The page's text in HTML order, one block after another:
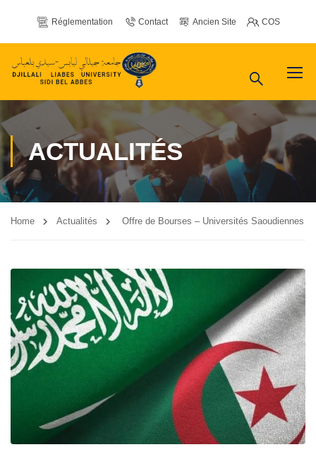
Réglementation Contact Ancien Site COS
ACTUALITÉS
Home Actualités Offre de Bourses – Universités Saoudiennes